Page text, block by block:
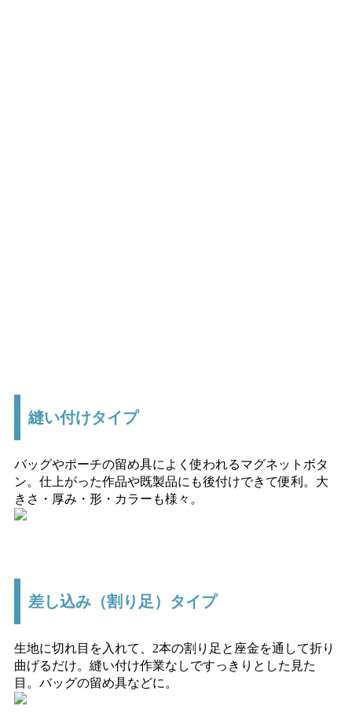
縫い付けタイプ
バッグやポーチの留め具によく使われるマグネットボタ
ン。仕上がった作品や既製品にも後付けできて便利。大
きさ・厚み・形・カラーも様々。
差し込み（割り足）タイプ
生地に切れ目を入れて、2本の割り足と座金を通して折り
曲げるだけ。縫い付け作業なしですっきりとした見た
目。バッグの留め具などに。